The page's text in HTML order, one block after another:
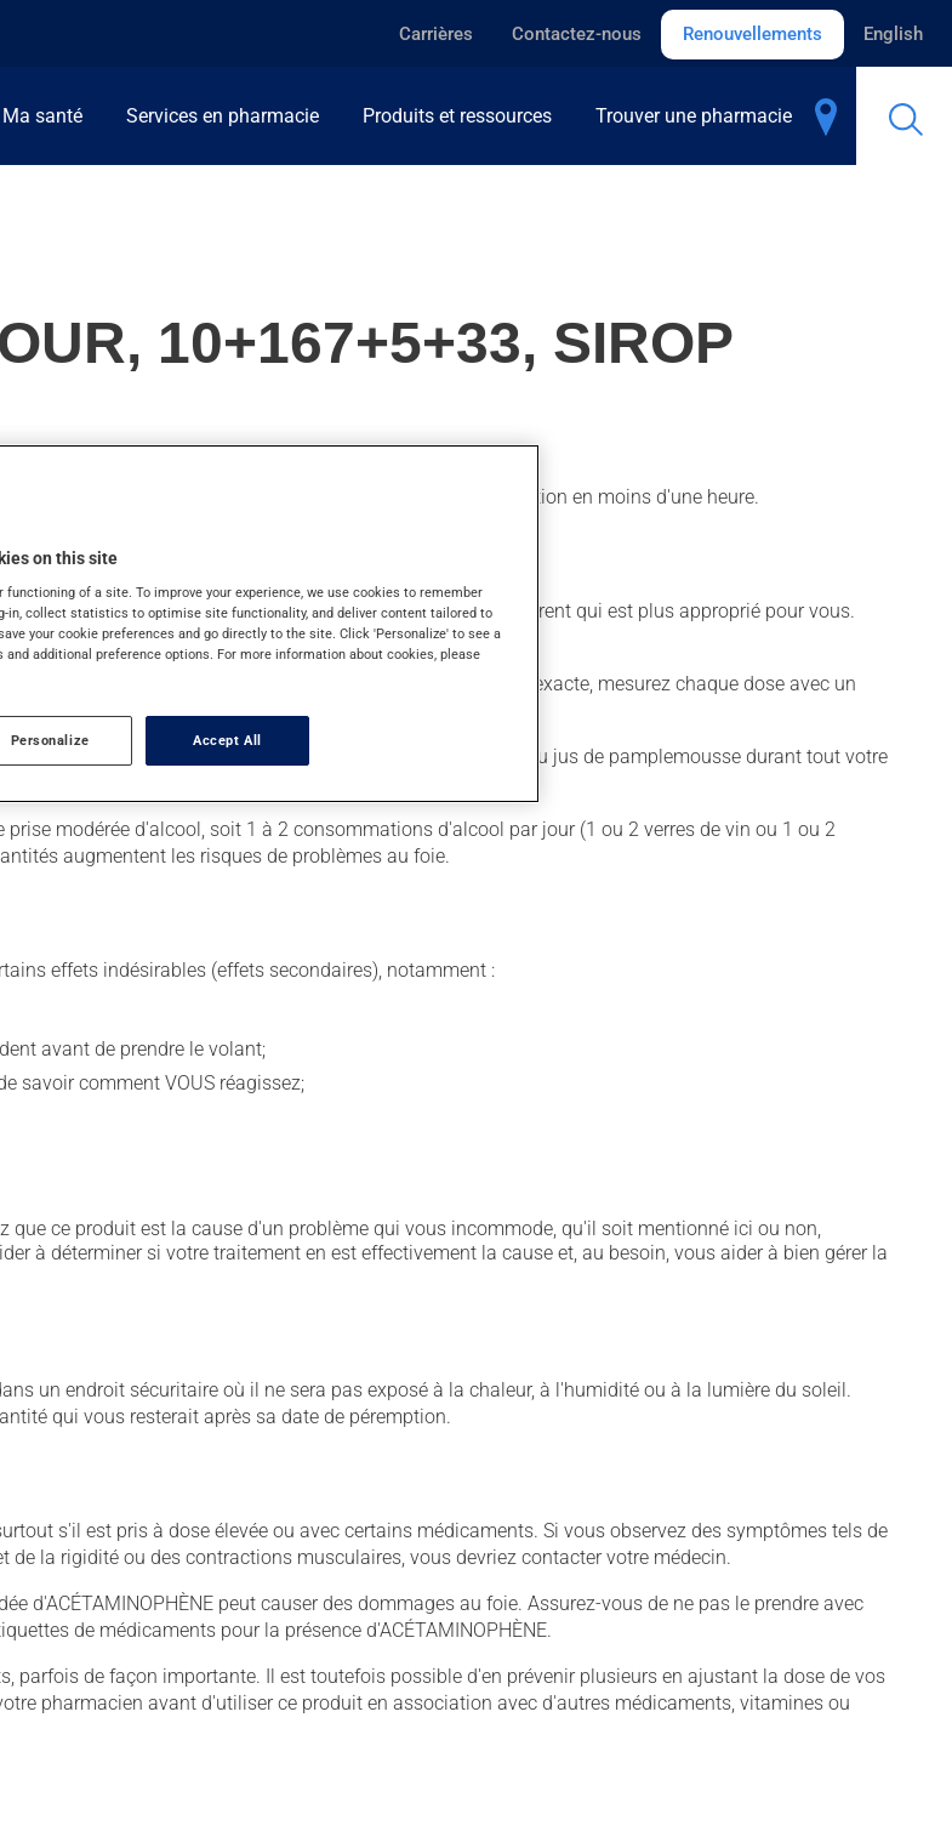
Carrières Contactez-nous Renouvellements English
Ma santé Services en pharmacie Produits et ressources Trouver une pharmacie
10+167+5+33, SIROP
nasale et pour soulager la toux. On peut sentir son action en moins d'une heure.
que votre pharmacien vous ait indiqué un horaire différent qui est plus approprié pour vous.
pas plus, ni plus souvent qu'indiqué. Pour obtenir une dose exacte, mesurez chaque dose avec un
ou aux collations. Évitez de prendre du pamplemousse ou du jus de pamplemousse durant tout votre
modérée d'alcool, soit 1 à 2 consommations d'alcool par jour (1 ou 2 verres de vin ou 1 ou 2
augmentent les risques de problèmes au foie.
effets indésirables (effets secondaires), notamment :
avant de prendre le volant;
savoir comment VOUS réagissez;
ce produit est la cause d'un problème qui vous incommode, qu'il soit mentionné ici ou non,
à déterminer si votre traitement en est effectivement la cause et, au besoin, vous aider à bien gérer la
un endroit sécuritaire où il ne sera pas exposé à la chaleur, à l'humidité ou à la lumière du soleil.
qui vous resterait après sa date de péremption.
s'il est pris à dose élevée ou avec certains médicaments. Si vous observez des symptômes tels de
la rigidité ou des contractions musculaires, vous devriez contacter votre médecin.
d'ACÉTAMINOPHÈNE peut causer des dommages au foie. Assurez-vous de ne pas le prendre avec
de médicaments pour la présence d'ACÉTAMINOPHÈNE.
parfois de façon importante. Il est toutefois possible d'en prévenir plusieurs en ajustant la dose de vos
pharmacien avant d'utiliser ce produit en association avec d'autres médicaments, vitamines ou
on this site
of a site. To improve your experience, we use cookies to remember
in, collect statistics to optimise site functionality, and deliver content tailored to
your cookie preferences and go directly to the site. Click 'Personalize' to see a
additional preference options. For more information about cookies, please
Personalize Accept All